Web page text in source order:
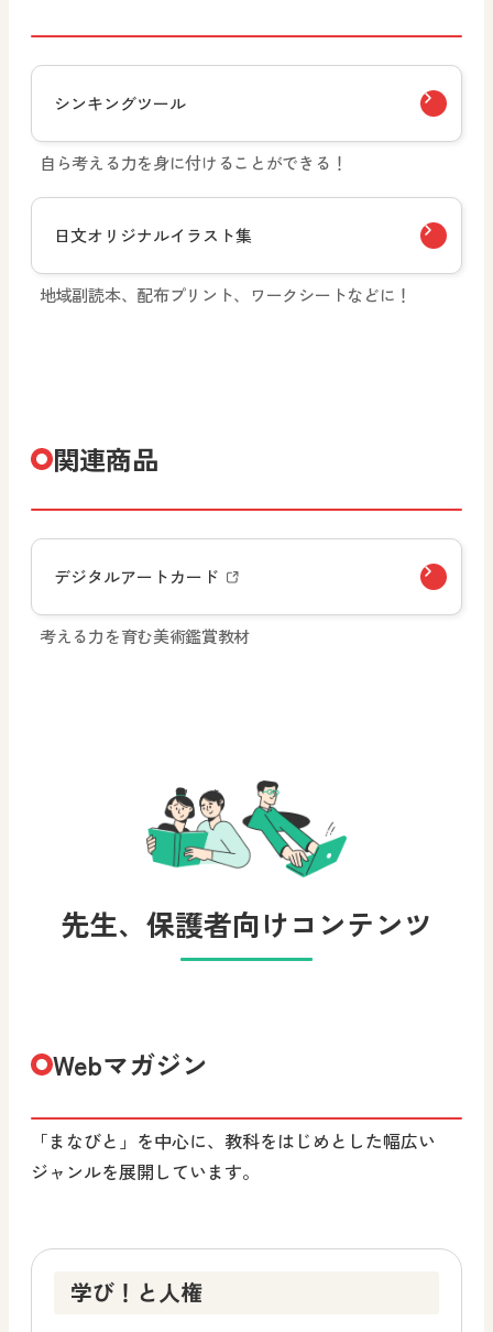
シンキングツール
自ら考える力を身に付けることができる！
日文オリジナルイラスト集
地域副読本、配布プリント、ワークシートなどに！
関連商品
デジタルアートカード
考える力を育む美術鑑賞教材
先生、保護者向けコンテンツ
Webマガジン
「まなびと」を中心に、教科をはじめとした幅広い
ジャンルを展開しています。
学び！と人権